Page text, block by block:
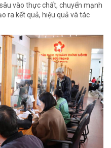
vào thực chất, chuyển mạnh
ra kết quả, hiệu quả và tác